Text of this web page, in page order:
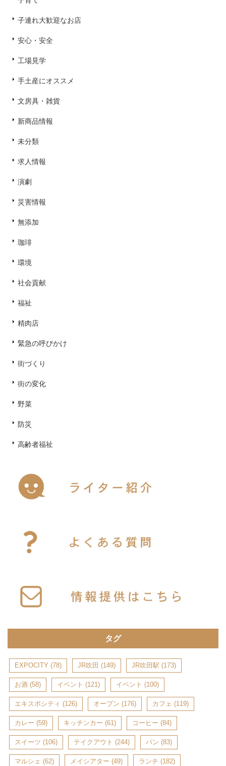
子連れ大歓迎なお店
安心・安全
工場見学
手土産にオススメ
文房具・雑貨
新商品情報
未分類
求人情報
演劇
災害情報
無添加
珈琲
環境
社会貢献
福祉
精肉店
緊急の呼びかけ
街づくり
街の変化
野菜
防災
高齢者福祉
タグ
EXPOCITY (78) JR吹田 (149) JR吹田駅 (173)
お酒 (58) イベント (121) イベント (100)
エキスポシティ (126) オープン (176) カフェ (119)
カレー (59) キッチンカー (61) コーヒー (84)
スイーツ (106) テイクアウト (244) パン (83)
マルシェ (62) メイシアター (49) ランチ (182)